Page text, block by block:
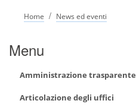
Home / News ed eventi
Menu
Amministrazione trasparente
Articolazione degli uffici